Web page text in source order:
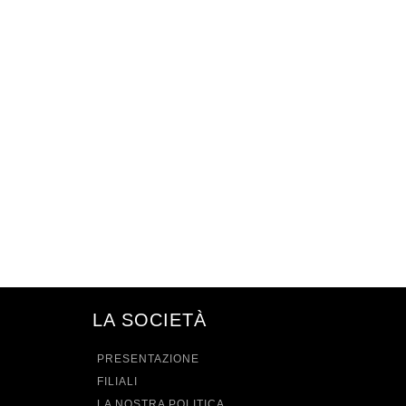
LA SOCIETÀ
PRESENTAZIONE
FILIALI